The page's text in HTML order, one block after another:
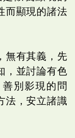
而顯現的諸法
無有其義，先
，並討論有色
別影現的問
法，安立諸識